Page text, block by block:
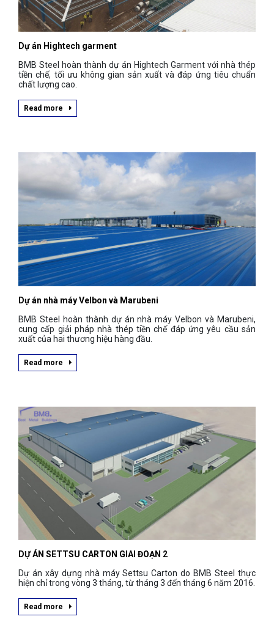
Dự án Hightech garment
BMB Steel hoàn thành dự án Hightech Garment với nhà thép
tiền chế, tối ưu không gian sản xuất và đáp ứng tiêu chuẩn
chất lượng cao.
Read more
Dự án nhà máy Velbon và Marubeni
BMB Steel hoàn thành dự án nhà máy Velbon và Marubeni,
cung cấp giải pháp nhà thép tiền chế đáp ứng yêu cầu sản
xuất của hai thương hiệu hàng đầu.
Read more
DỰ ÁN SETTSU CARTON GIAI ĐOẠN 2
Dự án xây dựng nhà máy Settsu Carton do BMB Steel thực
hiện chỉ trong vòng 3 tháng, từ tháng 3 đến tháng 6 năm 2016.
Read more